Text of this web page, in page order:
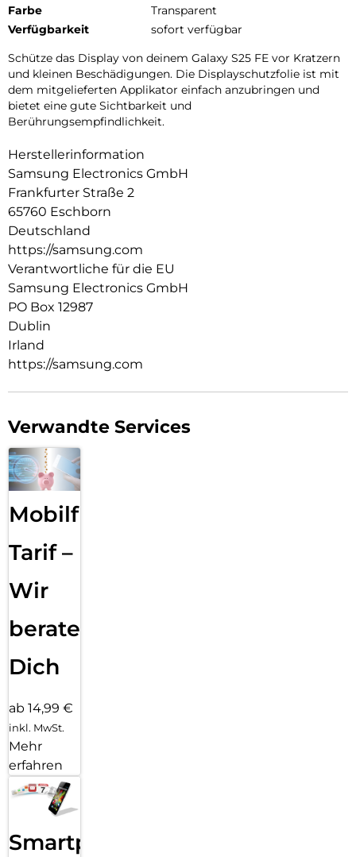
Farbe
Transparent
Verfügbarkeit
sofort verfügbar
Schütze das Display von deinem Galaxy S25 FE vor Kratzern
und kleinen Beschädigungen. Die Displayschutzfolie ist mit
dem mitgelieferten Applikator einfach anzubringen und
bietet eine gute Sichtbarkeit und
Berührungsempfindlichkeit.
Herstellerinformation
Samsung Electronics GmbH
Frankfurter Straße 2
65760 Eschborn
Deutschland
https://samsung.com
Verantwortliche für die EU
Samsung Electronics GmbH
PO Box 12987
Dublin
Irland
https://samsung.com
Verwandte Services
Mobilfunk
Tarif –
Wir
beraten
Dich
ab 14,99 €
inkl. MwSt.
Mehr
erfahren
Smartphone